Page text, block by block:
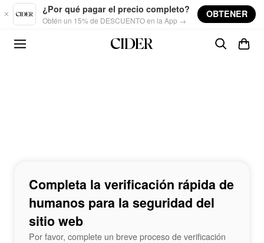
Skip to main content
¿Por qué pagar el precio completo?
Obtén un 15% de DESCUENTO en la App →
OBTENER
Completa la verificación rápida de
humanos para la seguridad del
sitio web
Por favor, complete un breve proceso de verificación